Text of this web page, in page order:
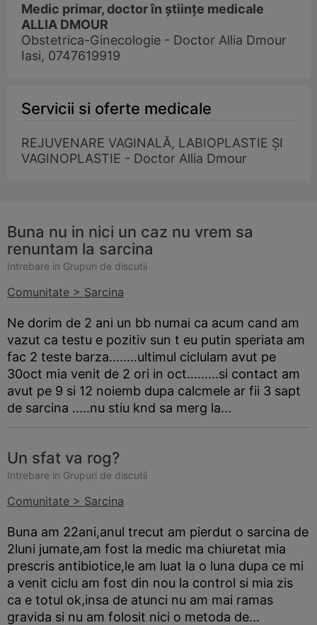
Medic primar, doctor în științe medicale
ALLIA DMOUR
Obstetrica-Ginecologie - Doctor Allia Dmour
Iasi, 0747619919
Servicii si oferte medicale
REJUVENARE VAGINALĂ, LABIOPLASTIE ȘI
VAGINOPLASTIE - Doctor Allia Dmour
Buna nu in nici un caz nu vrem sa
renuntam la sarcina
Intrebare in Grupuri de discutii
Comunitate > Sarcina
Ne dorim de 2 ani un bb numai ca acum cand am
vazut ca testu e pozitiv sun t eu putin speriata am
fac 2 teste barza........ultimul ciclulam avut pe
30oct mia venit de 2 ori in oct.........si contact am
avut pe 9 si 12 noiemb dupa calcmele ar fii 3 sapt
de sarcina .....nu stiu knd sa merg la...
Un sfat va rog?
Intrebare in Grupuri de discutii
Comunitate > Sarcina
Buna am 22ani,anul trecut am pierdut o sarcina de
2luni jumate,am fost la medic ma chiuretat mia
prescris antibiotice,le am luat la o luna dupa ce mi
a venit ciclu am fost din nou la control si mia zis
ca e totul ok,insa de atunci nu am mai ramas
gravida si nu am folosit nici o metoda de...